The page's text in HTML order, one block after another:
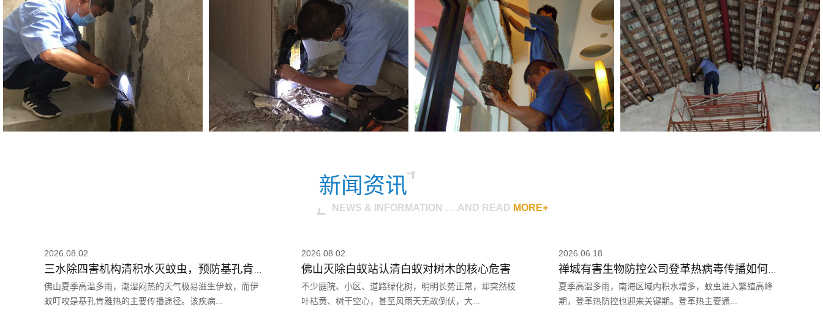
新闻资讯
NEWS & INFORMATION . . .AND READ MORE+
2026.08.02
佛山夏季高温多雨，潮湿闷热的天气极易滋生伊蚊，而伊
蚊叮咬是基孔肯雅热的主要传播途径。该疾病...
2026.08.02
佛山灭除白蚁站认清白蚁对树木的核心危害
不少庭院、小区、道路绿化树，明明长势正常，却突然枝
叶枯黄、树干空心，甚至风雨天无故倒伏，大...
2026.06.18
夏季高温多雨，南海区域内积水增多，蚊虫进入繁殖高峰
期，登革热防控也迎来关键期。登革热主要通...